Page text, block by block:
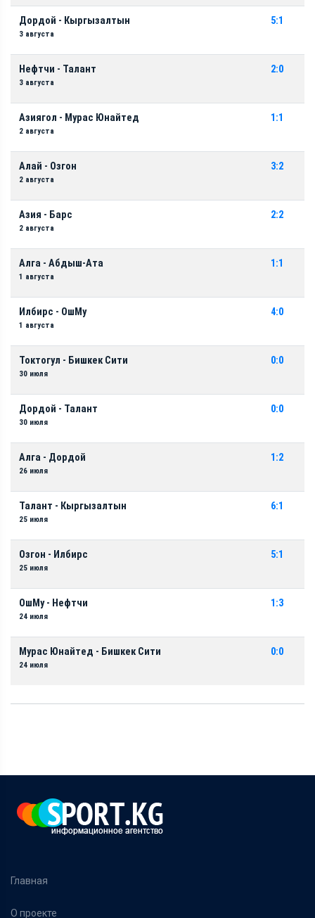
Дордой - Кыргызалтын
3 августа
5:1
Нефтчи - Талант
3 августа
2:0
Азиягол - Мурас Юнайтед
2 августа
1:1
Алай - Озгон
2 августа
3:2
Азия - Барс
2 августа
2:2
Алга - Абдыш-Ата
1 августа
1:1
Илбирс - ОшМу
1 августа
4:0
Токтогул - Бишкек Сити
30 июля
0:0
Дордой - Талант
30 июля
0:0
Алга - Дордой
26 июля
1:2
Талант - Кыргызалтын
25 июля
6:1
Озгон - Илбирс
25 июля
5:1
ОшМу - Нефтчи
24 июля
1:3
Мурас Юнайтед - Бишкек Сити
24 июля
0:0
Главная
О проекте